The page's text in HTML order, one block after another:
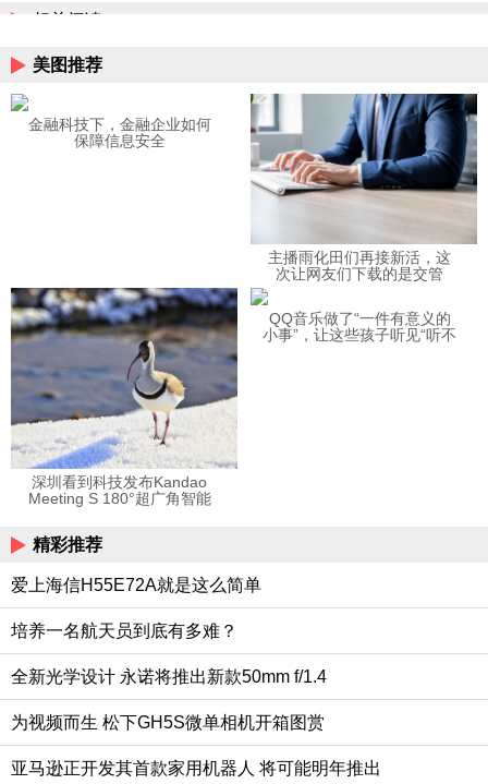
相关阅读
美图推荐
金融科技下，金融企业如何
保障信息安全
主播雨化田们再接新活，这
次让网友们下载的是交管
深圳看到科技发布Kandao
Meeting S 180°超广角智能
QQ音乐做了“一件有意义的
小事”，让这些孩子听见“听不
精彩推荐
爱上海信H55E72A就是这么简单
培养一名航天员到底有多难？
全新光学设计 永诺将推出新款50mm f/1.4
为视频而生 松下GH5S微单相机开箱图赏
亚马逊正开发其首款家用机器人 将可能明年推出